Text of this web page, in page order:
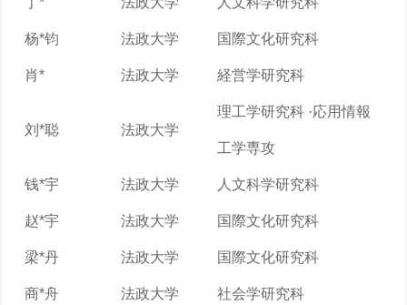
杨*钧 法政大学 国際文化研究科
肖* 法政大学 経営学研究科
刘*聪 法政大学
理工学研究科 ·応用情報
工学専攻
钱*宇 法政大学 人文科学研究科
赵*宇 法政大学 国際文化研究科
梁*丹 法政大学 国際文化研究科
商*舟 法政大学 社会学研究科